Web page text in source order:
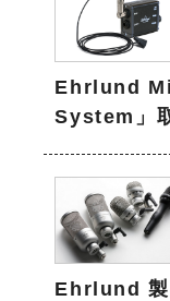
Ehrlund
System」
Ehrlund 製